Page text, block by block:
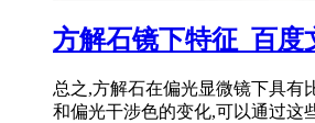
方解石镜下特征_百度
总之,方解石在偏光显微镜下具有
和偏光干涉色的变化,可以通过这